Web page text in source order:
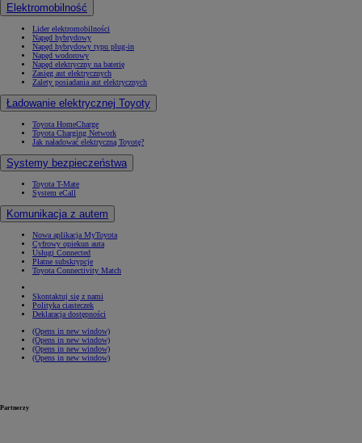
Elektromobilność
Lider elektromobilności
Napęd hybrydowy
Napęd hybrydowy typu plug-in
Napęd wodorowy
Napęd elektryczny na baterię
Zasięg aut elektrycznych
Zalety posiadania aut elektrycznych
Ładowanie elektrycznej Toyoty
Toyota HomeCharge
Toyota Charging Network
Jak naładować elektryczną Toyotę?
Systemy bezpieczeństwa
Toyota T-Mate
System eCall
Komunikacja z autem
Nowa aplikacja MyToyota
Cyfrowy opiekun auta
Usługi Connected
Płatne subskrypcje
Toyota Connectivity Match
Skontaktuj się z nami
Polityka ciasteczek
Deklaracja dostępności
(Opens in new window)
(Opens in new window)
(Opens in new window)
(Opens in new window)
Partnerzy